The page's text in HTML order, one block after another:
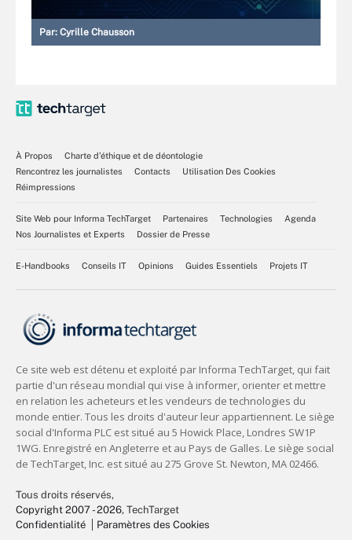
Par: Cyrille Chausson
À Propos
Charte d’éthique et de déontologie
Rencontrez les journalistes
Contacts
Utilisation Des Cookies
Réimpressions
Site Web pour Informa TechTarget Partenaires Technologies
Agenda
Nos Journalistes et Experts
Dossier de Presse
E-Handbooks Conseils IT Opinions Guides Essentiels Projets IT
Tous droits réservés,
Copyright 2007 - 2026, TechTarget
Confidentialité
Paramètres des Cookies